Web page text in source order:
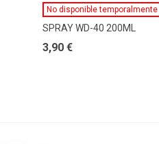
Ver Más
No disponible temporalmente
SPRAY WD-40 200ML
3,90 €